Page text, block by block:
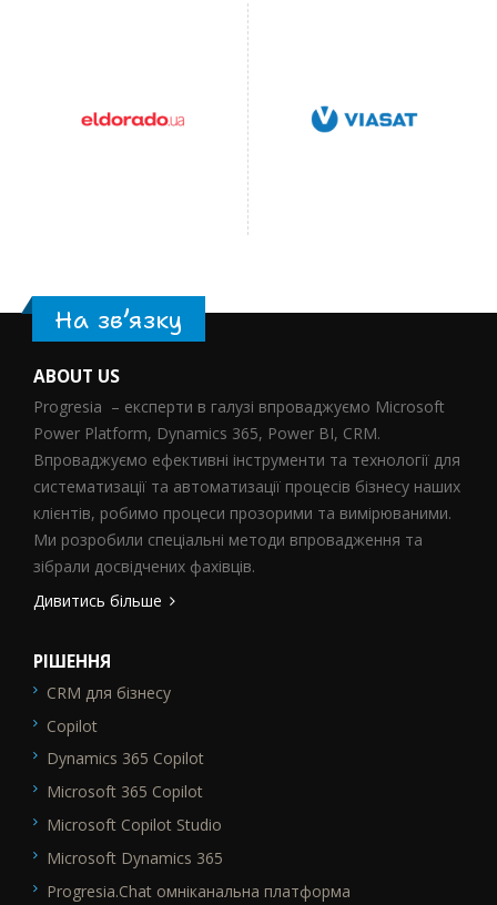
На зв’язку
ABOUT US
Progresia – експерти в галузі впроваджуємо Microsoft
Power Platform, Dynamics 365, Power BI, CRM.
Впроваджуємо ефективні інструменти та технології для
систематизації та автоматизації процесів бізнесу наших
клієнтів, робимо процеси прозорими та вимірюваними.
Ми розробили спеціальні методи впровадження та
зібрали досвідчених фахівців.
Дивитись більше
РІШЕННЯ
SEO_FTR1
CRM для бізнесу
Copilot
Dynamics 365 Copilot
Microsoft 365 Copilot
Microsoft Copilot Studio
Microsoft Dynamics 365
Progresia.Chat омніканальна платформа